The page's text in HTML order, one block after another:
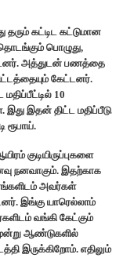
தரும் கட்டிட கட்டுமான
பொழுது,
அத்துடன் பணத்தை
கேட்டனர்.
10
இதன் திட்ட மதிப்பீடு
ரூபாய்.
குடியிருப்புகளை
நனவாகும். இதற்காக
அவர்கள்
இங்கு யாரெல்லாம்
வங்கி கேட்கும்
ஆண்டுகளில்
இருக்கிறோம். எதிலும்